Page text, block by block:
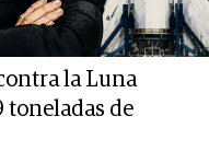
la Luna
toneladas de